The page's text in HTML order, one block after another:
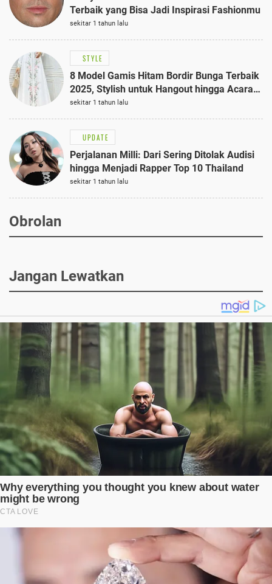
Terbaik yang Bisa Jadi Inspirasi Fashionmu
sekitar 1 tahun lalu
STYLE
8 Model Gamis Hitam Bordir Bunga Terbaik
2025, Stylish untuk Hangout hingga Acara
Semi-Formal
sekitar 1 tahun lalu
UPDATE
Perjalanan Milli: Dari Sering Ditolak Audisi
hingga Menjadi Rapper Top 10 Thailand
sekitar 1 tahun lalu
Obrolan
Jangan Lewatkan